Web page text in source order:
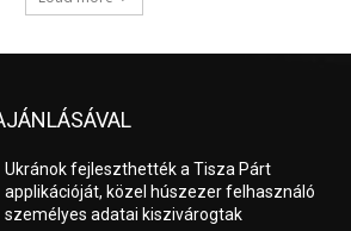
Ukránok fejleszthették a Tisza Párt
applikációját, közel húszezer felhasználó
személyes adatai kiszivárogtak